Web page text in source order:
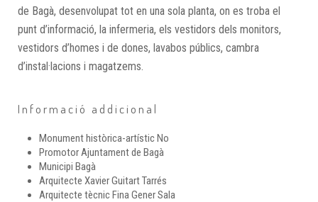
de Bagà, desenvolupat tot en una sola planta, on es troba el
punt d’informació, la infermeria, els vestidors dels monitors,
vestidors d’homes i de dones, lavabos públics, cambra
d’instal·lacions i magatzems.
Informació addicional
Monument històrica-artísticNo
PromotorAjuntament de Bagà
Municipi Bagà
Arquitecte Xavier Guitart Tarrés
Arquitecte tècnicFina Gener Sala